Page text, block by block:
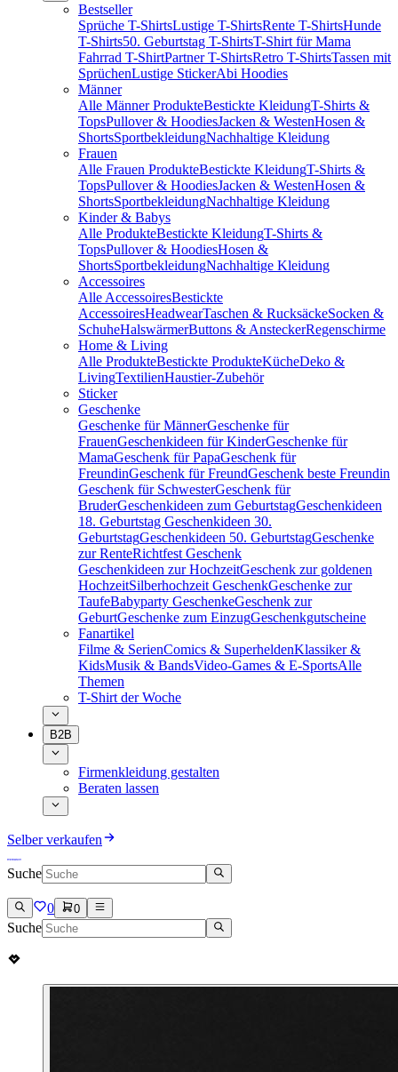
Bestseller
Sprüche T-ShirtsLustige T-ShirtsRente T-ShirtsHunde
T-Shirts50. Geburtstag T-ShirtsT-Shirt für Mama
Fahrrad T-ShirtPartner T-ShirtsRetro T-ShirtsTassen mit
SprüchenLustige StickerAbi Hoodies
Männer
Alle Männer ProdukteBestickte KleidungT-Shirts &
TopsPullover & HoodiesJacken & WestenHosen &
ShortsSportbekleidungNachhaltige Kleidung
Frauen
Alle Frauen ProdukteBestickte KleidungT-Shirts &
TopsPullover & HoodiesJacken & WestenHosen &
ShortsSportbekleidungNachhaltige Kleidung
Kinder & Babys
Alle ProdukteBestickte KleidungT-Shirts &
TopsPullover & HoodiesHosen &
ShortsSportbekleidungNachhaltige Kleidung
Accessoires
Alle AccessoiresBestickte
AccessoiresHeadwearTaschen & RucksäckeSocken &
SchuheHalswärmerButtons & AnsteckerRegenschirme
Home & Living
Alle ProdukteBestickte ProdukteKücheDeko &
LivingTextilienHaustier-Zubehör
Sticker
Geschenke
Geschenke für MännerGeschenke für
FrauenGeschenkideen für KinderGeschenke für
MamaGeschenk für PapaGeschenk für
FreundinGeschenk für FreundGeschenk beste Freundin
Geschenk für SchwesterGeschenk für
BruderGeschenkideen zum GeburtstagGeschenkideen
18. Geburtstag Geschenkideen 30.
GeburtstagGeschenkideen 50. GeburtstagGeschenke
zur RenteRichtfest Geschenk
Geschenkideen zur HochzeitGeschenk zur goldenen
HochzeitSilberhochzeit GeschenkGeschenke zur
TaufeBabyparty GeschenkeGeschenk zur
GeburtGeschenke zum EinzugGeschenkgutscheine
Fanartikel
Filme & SerienComics & SuperheldenKlassiker &
KidsMusik & BandsVideo-Games & E-SportsAlle
Themen
T-Shirt der Woche
B2B
Firmenkleidung gestalten
Beraten lassen
Selber verkaufen
Suche
0 0
Suche